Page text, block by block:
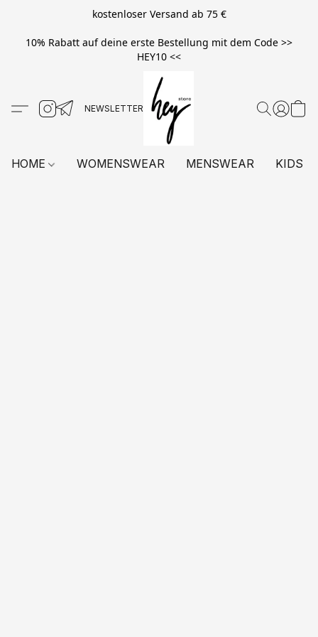
kostenloser Versand ab 75 €
10% Rabatt auf deine erste Bestellung mit dem Code >>
HEY10 <<
HOME WOMENSWEAR MENSWEAR KIDS